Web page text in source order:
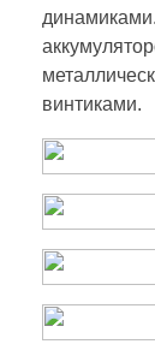
винтиками.